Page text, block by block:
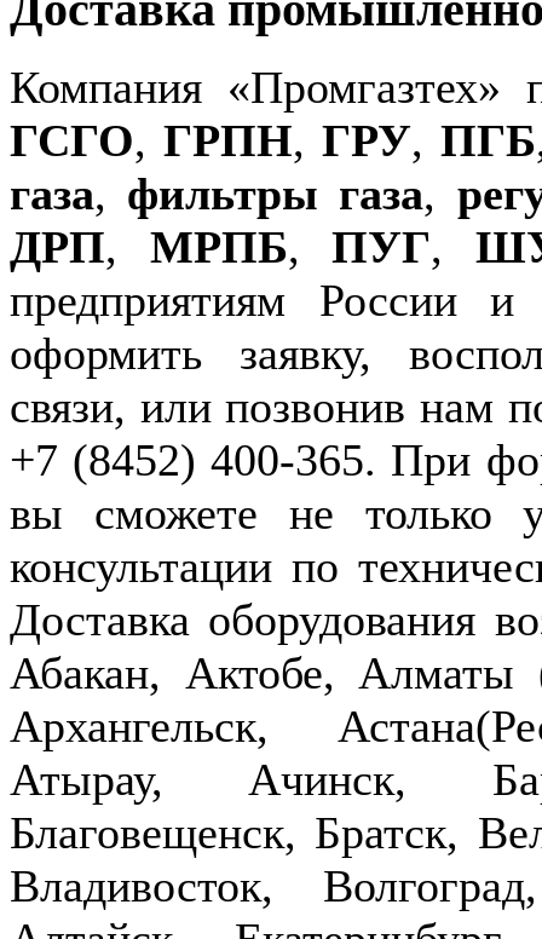
Компания «Промгазтех»
ГСГО, ГРПН, ГРУ, ПГБ
газа, фильтры газа,
ДРП, МРПБ,ПУГ,
предприятиям России
оформить заявку,
связи, или позвонив нам
+7 (8452) 400-365. При
вы сможете не только
консультации по
Доставка оборудования
Абакан, Актобе,
Архангельск,
Атырау, Ачинск,
Благовещенск, Братск,
Владивосток,